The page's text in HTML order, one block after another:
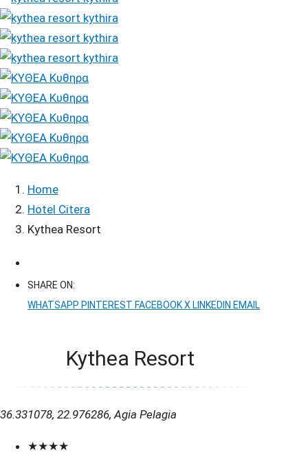
Home
Hotel Citera
Kythea Resort
SHARE ON:
WHATSAPP PINTEREST FACEBOOKX LINKEDIN EMAIL
Kythea Resort
36.331078, 22.976286, Agia Pelagia
★★★★